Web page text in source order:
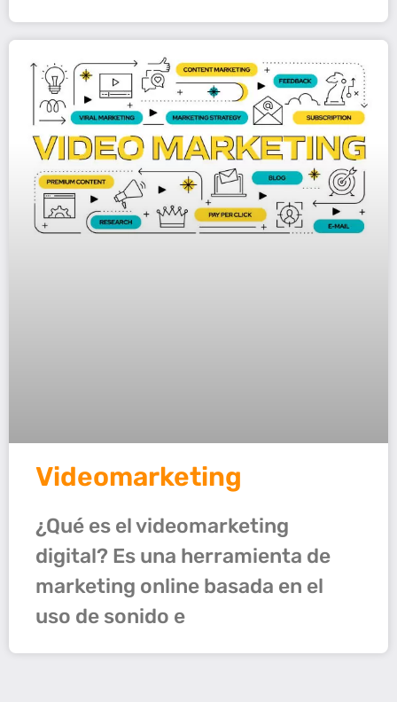
Videomarketing
¿Qué es el videomarketing
digital? Es una herramienta de
marketing online basada en el
uso de sonido e